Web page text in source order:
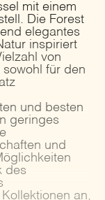
mit einem
Die Forest
elegantes
inspiriert
von
für den
und besten
geringes
und
des
an,